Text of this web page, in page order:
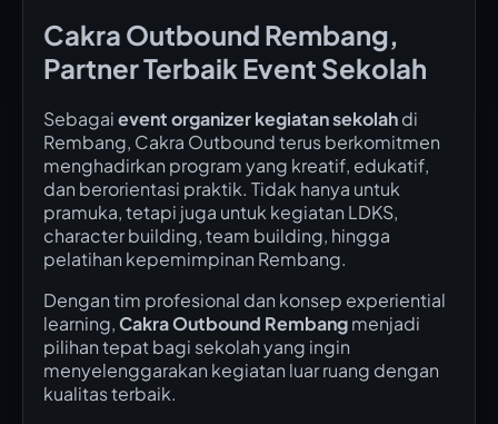
Cakra Outbound Rembang,
Partner Terbaik Event Sekolah
Sebagaievent organizer kegiatan sekolahdi
Rembang, Cakra Outbound terus berkomitmen
menghadirkan program yang kreatif, edukatif,
dan berorientasi praktik. Tidak hanya untuk
pramuka, tetapi juga untuk kegiatan LDKS,
character building, team building, hingga
pelatihan kepemimpinan Rembang.
Dengan tim profesional dan konsep experiential
learning,Cakra Outbound Rembangmenjadi
pilihan tepat bagi sekolah yang ingin
menyelenggarakan kegiatan luar ruang dengan
kualitas terbaik.